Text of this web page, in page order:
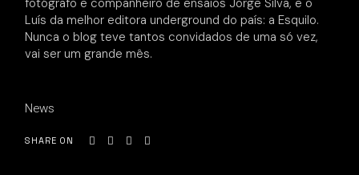
fotógrafo e companheiro de ensaios Jorge Silva, e o
Luís da melhor editora underground do país: a Esquilo.
Nunca o blog teve tantos convidados de uma só vez,
vai ser um grande mês.
News
SHARE ON